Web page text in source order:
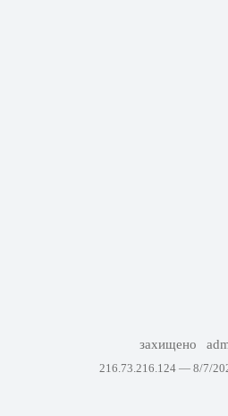
захищено
216.73.216.124 — 8/7/